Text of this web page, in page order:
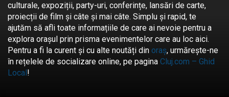
culturale, expoziții, party-uri, conferințe, lansări de carte,
proiecții de film și câte și mai câte. Simplu și rapid, te
ajutăm să afli toate informațiile de care ai nevoie pentru a
explora orașul prin prisma evenimentelor care au loc aici.
Pentru a fi la curent și cu alte noutăți din oraș, urmărește-ne
în rețelele de socializare online, pe pagina Cluj.com – Ghid
Local !